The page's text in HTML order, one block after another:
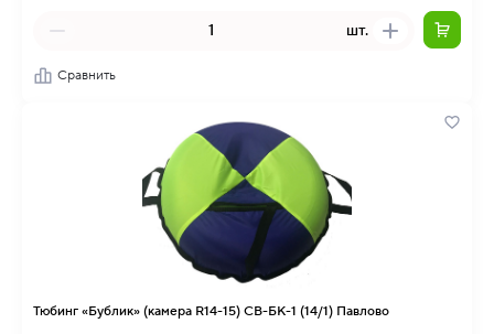
шт.
Сравнить
Тюбинг «Бублик» (камера R14-15) СВ-БК-1 (14/1) Павлово